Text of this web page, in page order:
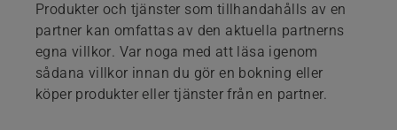
Produkter och tjänster som tillhandahålls av en
partner kan omfattas av den aktuella partnerns
egna villkor. Var noga med att läsa igenom
sådana villkor innan du gör en bokning eller
köper produkter eller tjänster från en partner.